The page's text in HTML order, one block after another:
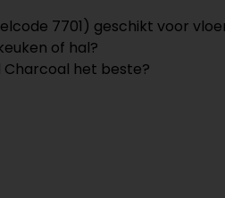
7701) geschikt voor
of hal?
Charcoal het beste?